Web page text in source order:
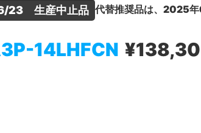
　生産中止品 代替推奨品は、2025年
14LHFCN